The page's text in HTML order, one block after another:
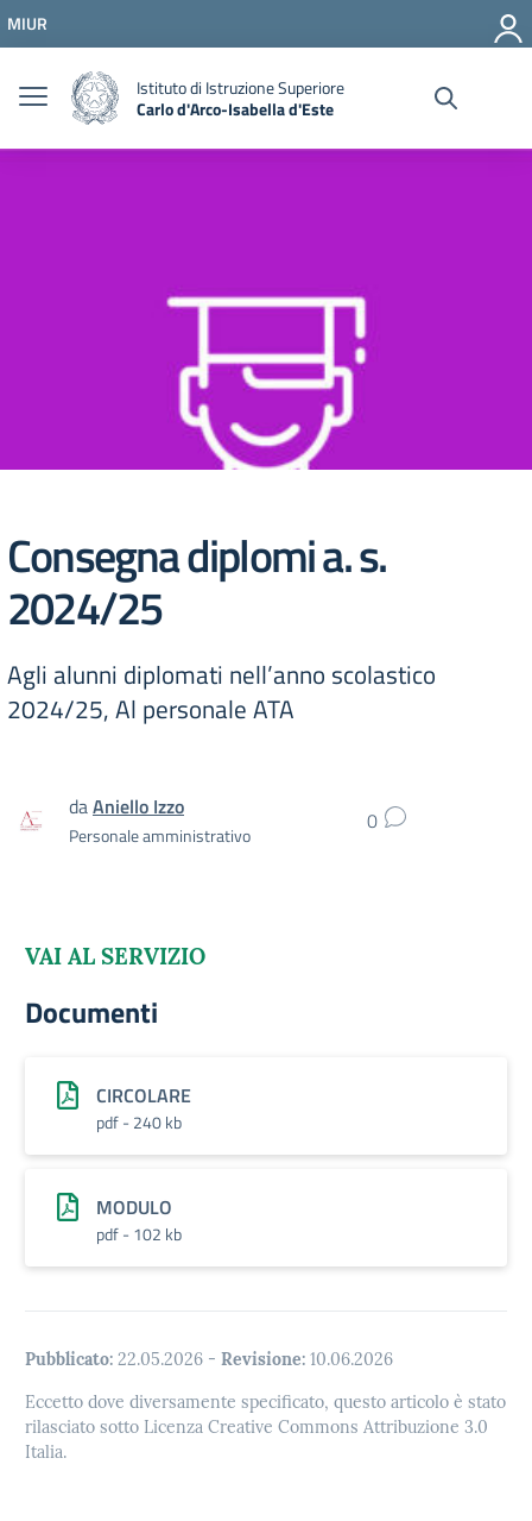
Vai al menu di navigazione
Vai al footer
MIUR
Istituto di Istruzione Superiore
Carlo d'Arco-Isabella d'Este
Consegna diplomi a. s.
2024/25
Agli alunni diplomati nell’anno scolastico
2024/25, Al personale ATA
daAniello Izzo
Personale amministrativo 0
VAI AL SERVIZIO
Documenti
CIRCOLARE
pdf - 240 kb
MODULO
pdf - 102 kb
Pubblicato: 22.05.2026 - Revisione: 10.06.2026
Eccetto dove diversamente specificato, questo articolo è stato
rilasciato sotto Licenza Creative Commons Attribuzione 3.0
Italia.